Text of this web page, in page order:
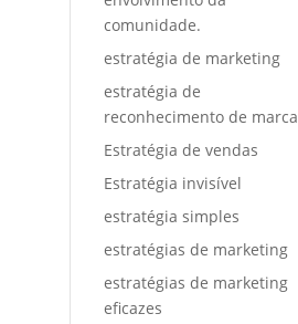
comunidade.
estratégia de marketing
estratégia de
reconhecimento de marca
Estratégia de vendas
Estratégia invisível
estratégia simples
estratégias de marketing
estratégias de marketing
eficazes